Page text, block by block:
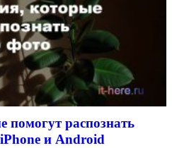
помогут распознать
и Android